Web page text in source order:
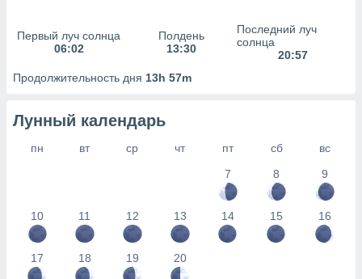
Первый луч солнца
06:02
Полдень
13:30
Последний луч
солнца
20:57
Продолжительность дня 13h 57m
Лунный календарь
пн вт ср чт пт сб
вс
7
8 9
10 11 12 13 14 15 16
17 18 19 20